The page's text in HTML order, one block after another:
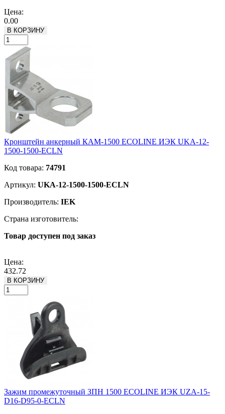
Цена:
0.00
В КОРЗИНУ
Кронштейн анкерный КАМ-1500 ECOLINE ИЭК UKA-12-
1500-1500-ECLN
Код товара: 74791
Артикул: UKA-12-1500-1500-ECLN
Производитель: IEK
Страна изготовитель:
Товар доступен под заказ
Цена:
432.72
В КОРЗИНУ
Зажим промежуточный ЗПН 1500 ECOLINE ИЭК UZA-15-
D16-D95-0-ECLN